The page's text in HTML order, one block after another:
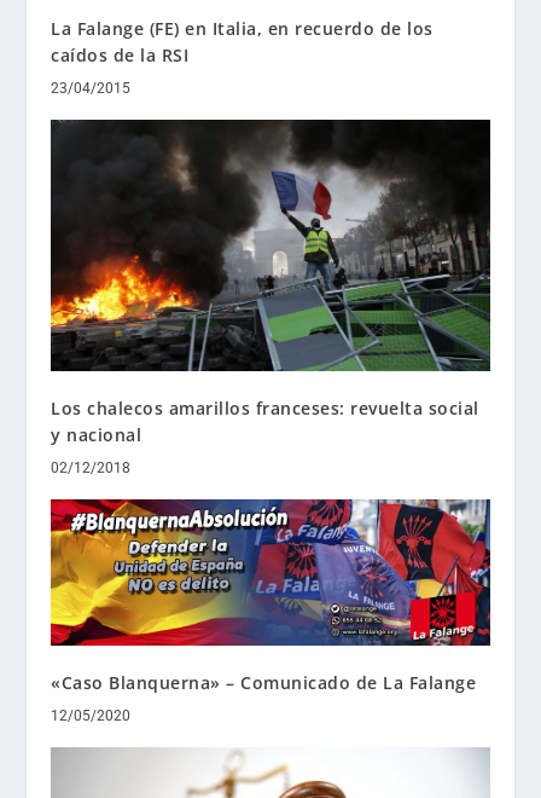
La Falange (FE) en Italia, en recuerdo de los
caídos de la RSI
23/04/2015
Los chalecos amarillos franceses: revuelta social
y nacional
02/12/2018
«Caso Blanquerna» – Comunicado de La Falange
12/05/2020